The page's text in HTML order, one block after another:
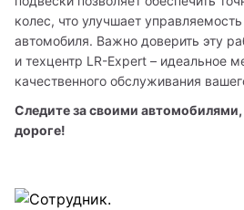
колес, что улучшает
автомобиля. Важно доверить эту
и техцентр LR-Expert – идеальное
качественного обслуживания
Следите за своими автомобилями,
дороге!